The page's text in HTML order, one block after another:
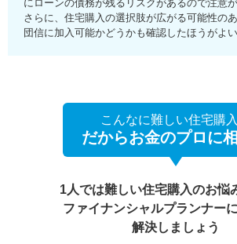
にローンの債務が残るリスクがあるので注意が
さらに、住宅購入の選択肢が広がる可能性の
団信に加入可能かどうかも確認したほうがよい
こんなに難しい住宅購
だからお金のプロに相
1人では難しい住宅購入のお悩
ファイナンシャルプランナー
解決しましょう